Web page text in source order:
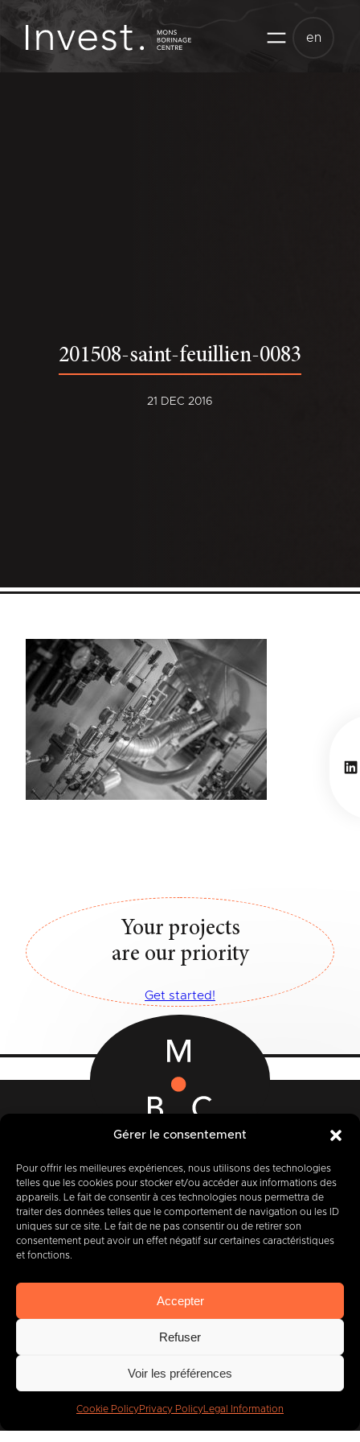
Gérer le consentement
Pour offrir les meilleures expériences, nous utilisons des technologies
telles que les cookies pour stocker et/ou accéder aux informations des
appareils. Le fait de consentir à ces technologies nous permettra de
traiter des données telles que le comportement de navigation ou les ID
uniques sur ce site. Le fait de ne pas consentir ou de retirer son
consentement peut avoir un effet négatif sur certaines caractéristiques
et fonctions.
Accepter
Refuser
Voir les préférences
Cookie PolicyPrivacy Policy Legal Information
Skip
content
en
201508-saint-feuillien-0083
21 DEC 2016
Your projects
are our priority
Get started!
12-14 Rue des Quatre Fils Aymon
+32 (0) 65 39 95 70
info@imbc.be
Today, partner to
companies.